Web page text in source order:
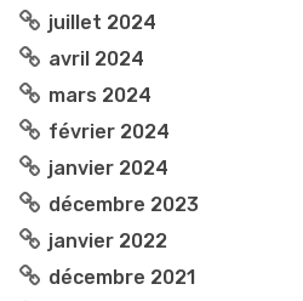
juillet 2024
avril 2024
mars 2024
février 2024
janvier 2024
décembre 2023
janvier 2022
décembre 2021